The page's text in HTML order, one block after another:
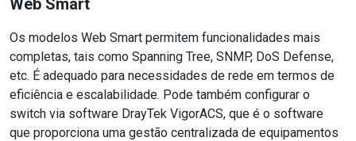
Os modelos Web Smart permitem funcionalidades mais
completas, tais como Spanning Tree, SNMP, DoS Defense,
etc. É adequado para necessidades de rede em termos de
eficiência e escalabilidade. Pode também configurar o
switch via software DrayTek VigorACS, que é o software
que proporciona uma gestão centralizada de equipamentos